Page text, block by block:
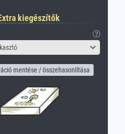
kiegészítők
mentése / összehasonlítása